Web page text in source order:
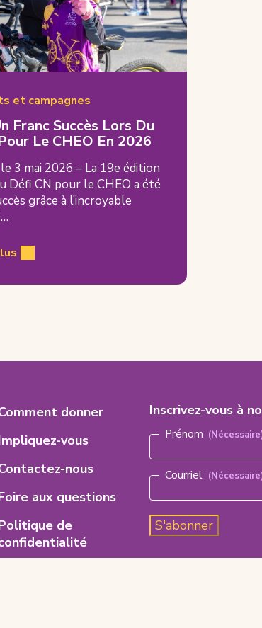
et campagnes
Franc Succès Lors Du
Le CHEO En 2026
3 mai 2026 – La 19e édition
Défi CN pour le CHEO a été
grâce à l’incroyable
donner
vous
nous
aux questions
de
Inscrivez-vous à
Prénom
Courriel
S'abonner